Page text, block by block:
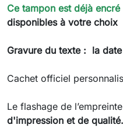
Ce tampon est déjà encré
disponibles à votre choix
Gravure du texte: la
Cachet officiel
Le flashage de l’empreinte
d'impression et de qualité.